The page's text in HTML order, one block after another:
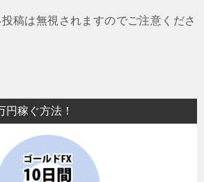
稿は無視されますのでご注意くださ
円稼ぐ方法！